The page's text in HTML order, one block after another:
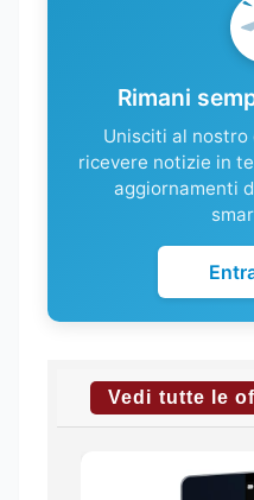
Rimani
Unisciti al nostro
ricevere notizie in
aggiornamenti